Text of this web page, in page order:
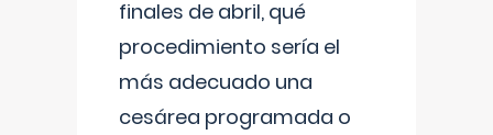
finales de abril, qué
procedimiento sería el
más adecuado una
cesárea programada o